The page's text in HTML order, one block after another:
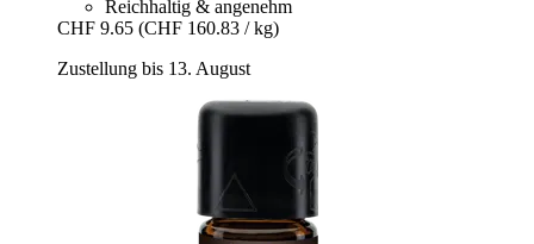
Reichhaltig & angenehm
CHF 9.65 (CHF 160.83 / kg)
Zustellung bis 13. August